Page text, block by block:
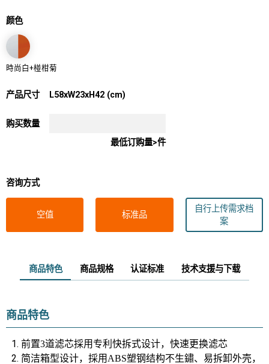
颜色
時尚白+椪柑菊
产品尺寸 L58xW23xH42 (cm)
购买数量
最低订购量>件
咨询方式
空值 标准品
自行上传需求档
案
商品特色 商品规格 认证标准 技术支援与下载
商品特色
前置3道滤芯採用专利快拆式设计，快速更换滤芯
简洁箱型设计，採用ABS塑钢结构不生鏽、易拆卸外壳，